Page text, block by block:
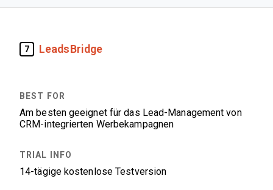
7 LeadsBridge
Am besten geeignet für das Lead-Management von
CRM-integrierten Werbekampagnen
14-tägige kostenlose Testversion